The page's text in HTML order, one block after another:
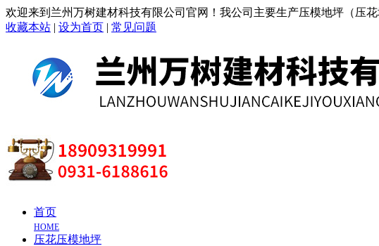
欢迎来到兰州万树建材科技有限公司官网！我公司主要生产压模地坪（压
收藏本站 | 设为首页 | 常见问题
首页
HOME
压花压模地坪